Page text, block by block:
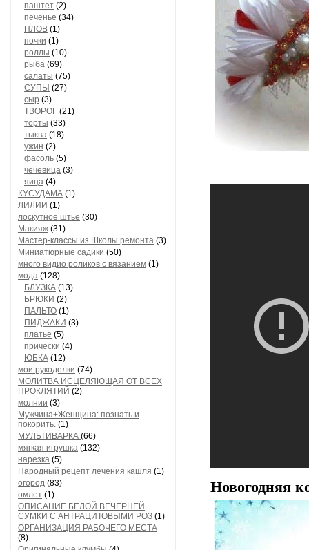
паштет (2)
печенье (34)
ПЛОВ (1)
почки (1)
роллы (10)
рыба (69)
салаты (75)
СУПЫ (27)
сыр (3)
ТВОРОГ (21)
торты (33)
тыква (18)
ужин (2)
фасоль (5)
чечевица (3)
яица (4)
КУСУДАМА (1)
ЛИЛИИ (1)
лоскутное штье (30)
Макияж (31)
Мастер-классы из Школы ремонта (3)
Миниатюрные садики (50)
много видио роликов с вязанием (1)
мода (128)
БЛУЗКА (13)
БРЮКИ (2)
ПАЛЬТО (1)
ПИДЖАКИ (3)
платье (5)
прически (4)
ЮБКА (12)
мои рукоделки (74)
МОЛИТВА ИСЦЕЛЯЮЩАЯ ОТ ВСЕХ
ПРОКЛЯТИЙ (2)
молнии (3)
Мужчина+Женщина: познать и
покорить. (1)
МУЛЬТИВАРКА (66)
мягкая игрушка (132)
нарезка (5)
Народный рецепт лечения кашля (1)
огород (83)
омлет (1)
ОПИСАНИЕ БЕЛОЙ ВЕЧЕРНЕЙ
СУМКИ С АНТРАЦИТОВЫМИ РОЗ (1)
ОРГАНИЗАЦИЯ РАБОЧЕГО МЕСТА
(8)
Новогодняя